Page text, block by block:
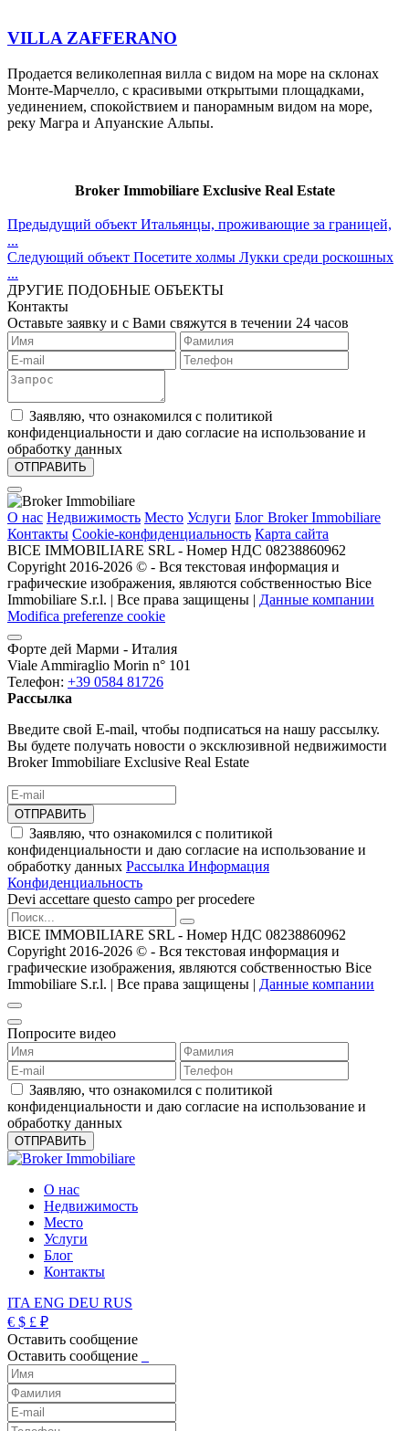
VILLA ZAFFERANO
Продается великолепная вилла с видом на море на склонах
Монте-Марчелло, с красивыми открытыми площадками,
уединением, спокойствием и панорамным видом на море,
реку Магра и Апуанские Альпы.
Broker Immobiliare Exclusive Real Estate
Предыдущий объект Итальянцы, проживающие за границей,
...
Следующий объект Посетите холмы Лукки среди роскошных
...
ДРУГИЕ ПОДОБНЫЕ ОБЪЕКТЫ
Контакты
Оставьте заявку и с Вами свяжутся в течении 24 часов
Заявляю, что ознакомился с политикой
конфиденциальности и даю согласие на использование и
обработку данных
О нас Недвижимость Место Услуги Блог Broker Immobiliare
Контакты Cookie-конфиденциальность Карта сайта
BICE IMMOBILIARE SRL - Номер НДС 08238860962
Copyright 2016-2026 ©️ - Вся текстовая информация и
графические изображения, являются собственностью Bice
Immobiliare S.r.l. | Все права защищены | Данные компании
Modifica preferenze cookie
Форте дей Марми - Италия
Viale Ammiraglio Morin n° 101
Телефон: +39 0584 81726
Рассылка
Введите свой E-mail, чтобы подписаться на нашу рассылку.
Вы будете получать новости о эксклюзивной недвижимости
Broker Immobiliare Exclusive Real Estate
ОТПРАВИТЬ
Заявляю, что ознакомился с политикой
конфиденциальности и даю согласие на использование и
обработку данных Рассылка Информация
Конфиденциальность
Devi accettare questo campo per procedere
BICE IMMOBILIARE SRL - Номер НДС 08238860962
Copyright 2016-2026 ©️ - Вся текстовая информация и
графические изображения, являются собственностью Bice
Immobiliare S.r.l. | Все права защищены | Данные компании
Попросите видео
Заявляю, что ознакомился с политикой
конфиденциальности и даю согласие на использование и
обработку данных
О нас
Недвижимость
Место
Услуги
Блог
Контакты
ITA ENG DEU RUS
€ $ £ ₽
Оставить сообщение
Оставить сообщение